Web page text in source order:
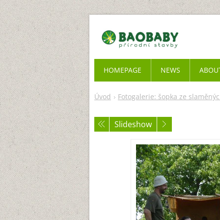
Úvod Fotogalerie: šopka ze
Slideshow
HOMEPAGE NEWS